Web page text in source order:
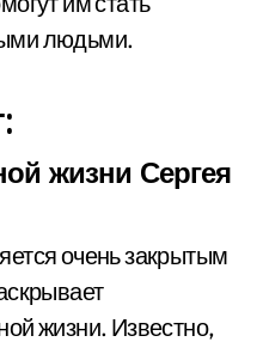
людьми.
жизни Сергея
очень закрытым
жизни. Известно,